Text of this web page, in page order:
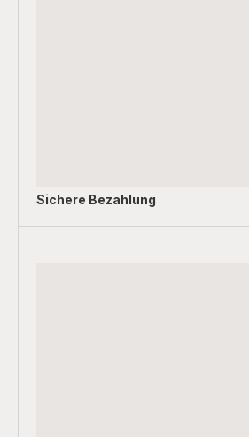
Sichere Bezahlung